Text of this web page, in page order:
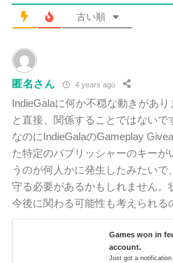
古い順
匿名さん 4 years ago
IndieGalaに何か不穏な動きがあ
と直接、関係することではない
なのにIndieGalaのGameplay
た特定のパブリッシャーのキーが
うのが何人かに発生したみたい
守る必要があるかもしれません。
今後に関わる可能性も考えられる
Games won in
account.
Just got a